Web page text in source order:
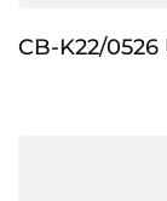
CB-K22/